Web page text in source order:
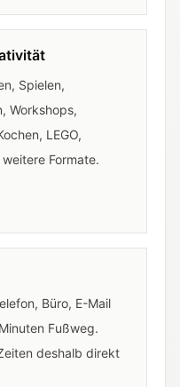
Spielen,
Workshops,
LEGO,
Formate.
Büro, E-Mail
Fußweg.
deshalb direkt